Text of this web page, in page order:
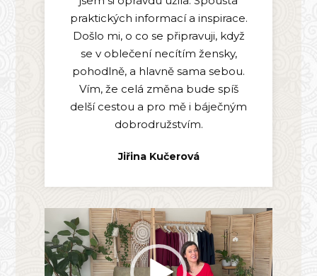
praktických informací a inspirace.
Došlo mi, o co se připravuji, když
se v oblečení necítím žensky,
pohodlně, a hlavně sama sebou.
Vím, že celá změna bude spíš
delší cestou a pro mě i báječným
dobrodružstvím.
Jiřina Kučerová
Video
přehrávač